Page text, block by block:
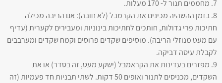
7. מחממים תנור ל- 170 מעלות.
8. בזמן ההשהיה מכינים את הקרמבל (לא חובה): אם הריבה מכילה
חתיכות פרי גדולות, חותכים לחתיכות בינוניות ומעבירים לקערית (עדיף
עם מעט מנוזלי הריבה). מוסיפים שקדים פרוסים וקמח שקדים ומערבבים
לקבלת עיסה דביקה.
9. מפזרים בעדינות את הקראמבל (ישקע מעט, זה בסדר) או את
השקדים, מכניסים לתנור ואופים 50 דקות. לשתי תבניות חד פעמיות (זה